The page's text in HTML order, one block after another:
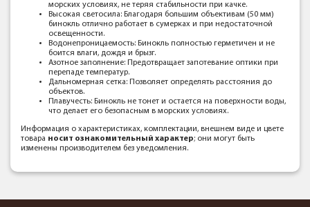
морских условиях, не теряя стабильности при качке.
Высокая светосила: Благодаря большим объективам (50 мм)
бинокль отлично работает в сумерках и при недостаточной
освещенности.
Водонепроницаемость: Бинокль полностью герметичен и не
боится влаги, дождя и брызг.
Азотное заполнение: Предотвращает запотевание оптики при
перепаде температур.
Дальномерная сетка: Позволяет определять расстояния до
объектов.
Плавучесть: Бинокль не тонет и остается на поверхности воды,
что делает его безопасным в морских условиях.
Информация о характеристиках, комплектации, внешнем виде и цвете
товара носит ознакомительный характер; они могут быть
изменены производителем без уведомления.